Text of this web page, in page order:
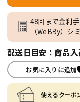
48回まで金利
（WeBBy）シ
配送日目安：商品
お気に入りに追加
使えるクーポ